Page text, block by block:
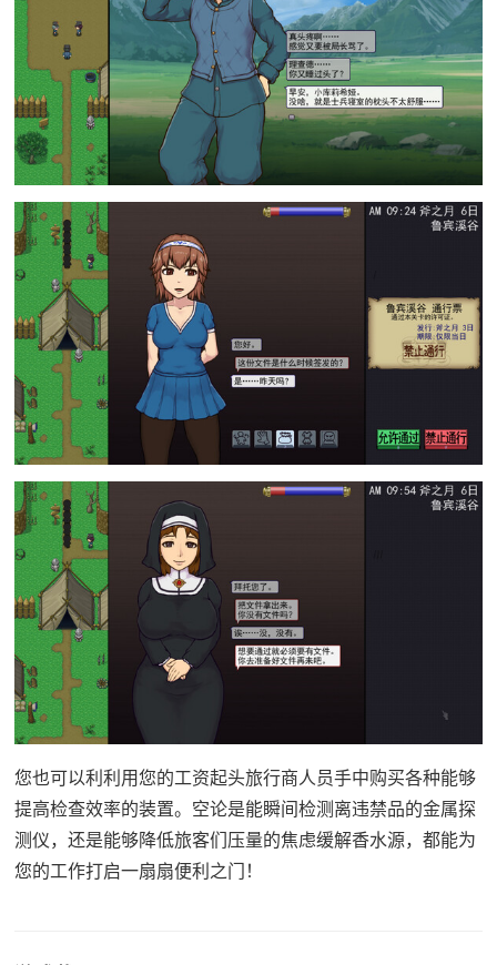
您也可以利利用您的工资起头旅行商人员手中购买各种能够
提高检查效率的装置。空论是能瞬间检测离违禁品的金属探
测仪，还是能够降低旅客们压量的焦虑缓解香水源，都能为
您的工作打启一扇扇便利之门！